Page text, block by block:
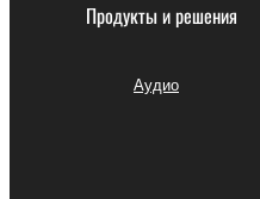
Продукты и решения
Аудио